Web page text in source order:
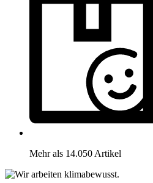
Mehr als 14.050 Artikel